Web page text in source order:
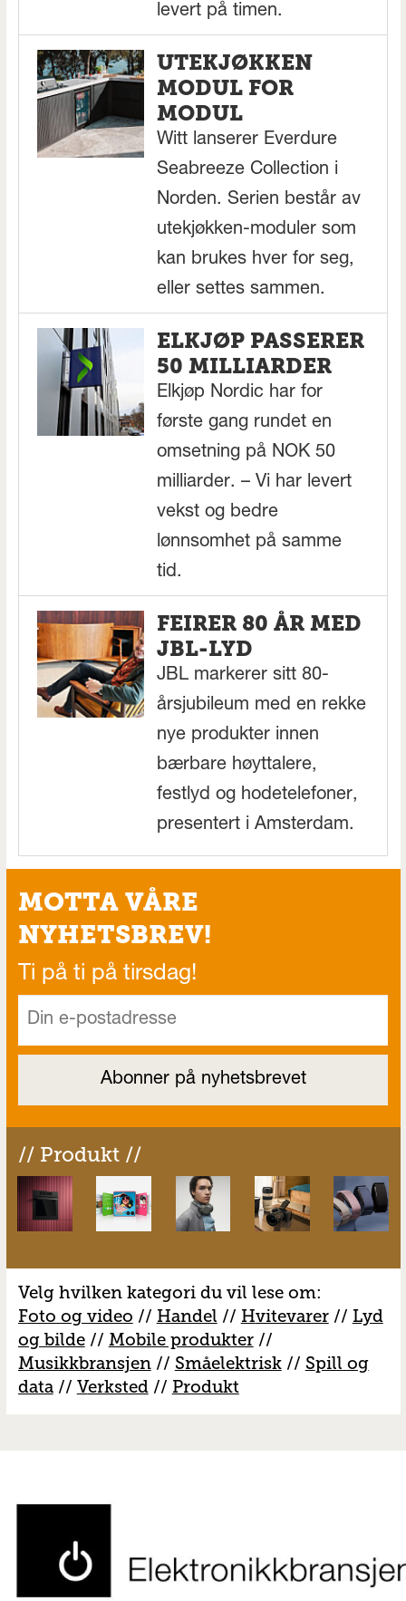
levert på timen.
UTEKJØKKEN
MODUL FOR
MODUL
Witt lanserer Everdure
Seabreeze Collection i
Norden. Serien består av
utekjøkken-moduler som
kan brukes hver for seg,
eller settes sammen.
ELKJØP PASSERER
50 MILLIARDER
Elkjøp Nordic har for
første gang rundet en
omsetning på NOK 50
milliarder. – Vi har levert
vekst og bedre
lønnsomhet på samme
tid.
FEIRER 80 ÅR MED
JBL-LYD
JBL markerer sitt 80-
årsjubileum med en rekke
nye produkter innen
bærbare høyttalere,
festlyd og hodetelefoner,
presentert i Amsterdam.
MOTTA VÅRE
NYHETSBREV!
Ti på ti på tirsdag!
// Produkt //
Velg hvilken kategori du vil lese om:
Foto og video // Handel // Hvitevarer// Lyd
og bilde// Mobile produkter//
Musikkbransjen// Småelektrisk// Spill og
data// Verksted // Produkt